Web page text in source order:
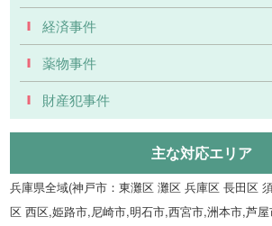
経済事件
薬物事件
財産犯事件
主な対応エリア
兵庫県全域(神戸市：東灘区 灘区 兵庫区 長田区
区 西区,姫路市,尼崎市,明石市,西宮市,洲本市,芦